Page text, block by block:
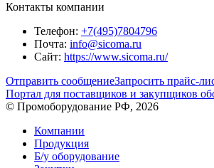
Контакты компании
Телефон: +7(495)7804796
Почта: info@sicoma.ru
Сайт: https://www.sicoma.ru/
Отправить сообщениеЗапросить прайс-
Портал для поставщиков и закупщиков
© Промоборудование РФ, 2026
Компании
Продукция
Б/у оборудование